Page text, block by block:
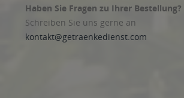
Haben Sie Fragen zu Ihrer Bestellung?
Schreiben Sie uns gerne an
kontakt@getraenkedienst.com